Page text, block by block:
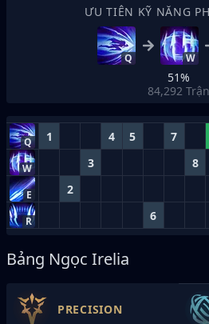
ƯU TIÊN KỸ NĂNG
Q W
51%
84,292 Trận
Q 1 4 5 7
W 3 8
E 2
R 6
Bảng Ngọc Irelia
PRECISION